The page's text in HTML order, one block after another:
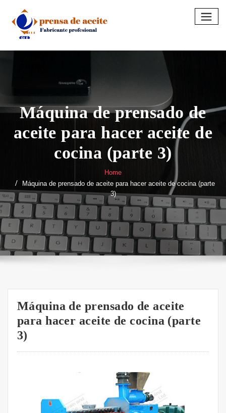
content
Máquina de prensado de
aceite para hacer aceite de
cocina (parte 3)
Home
Máquina de prensado de aceite para hacer aceite de cocina (parte
3)
Máquina de prensado de aceite
para hacer aceite de cocina (parte
3)